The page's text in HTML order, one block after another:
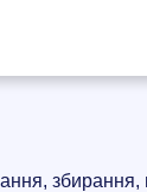
збирання,